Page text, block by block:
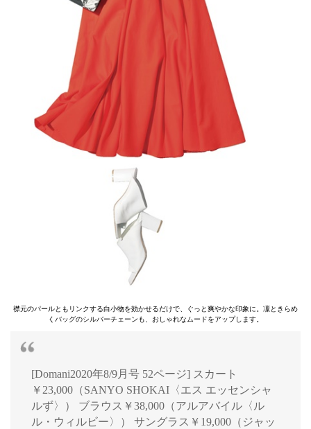
襟元のパールともリンクする白小物を効かせるだけで、ぐっと爽やかな印象に。凜ときらめ
くバッグのシルバーチェーンも、おしゃれなムードをアップします。
[Domani2020年8/9月号 52ページ] スカート
￥23,000（SANYO SHOKAI〈エス エッセンシャ
ルず〉） ブラウス￥38,000（アルアバイル〈ル
ル・ウィルビー〉） サングラス￥19,000（ジャッ